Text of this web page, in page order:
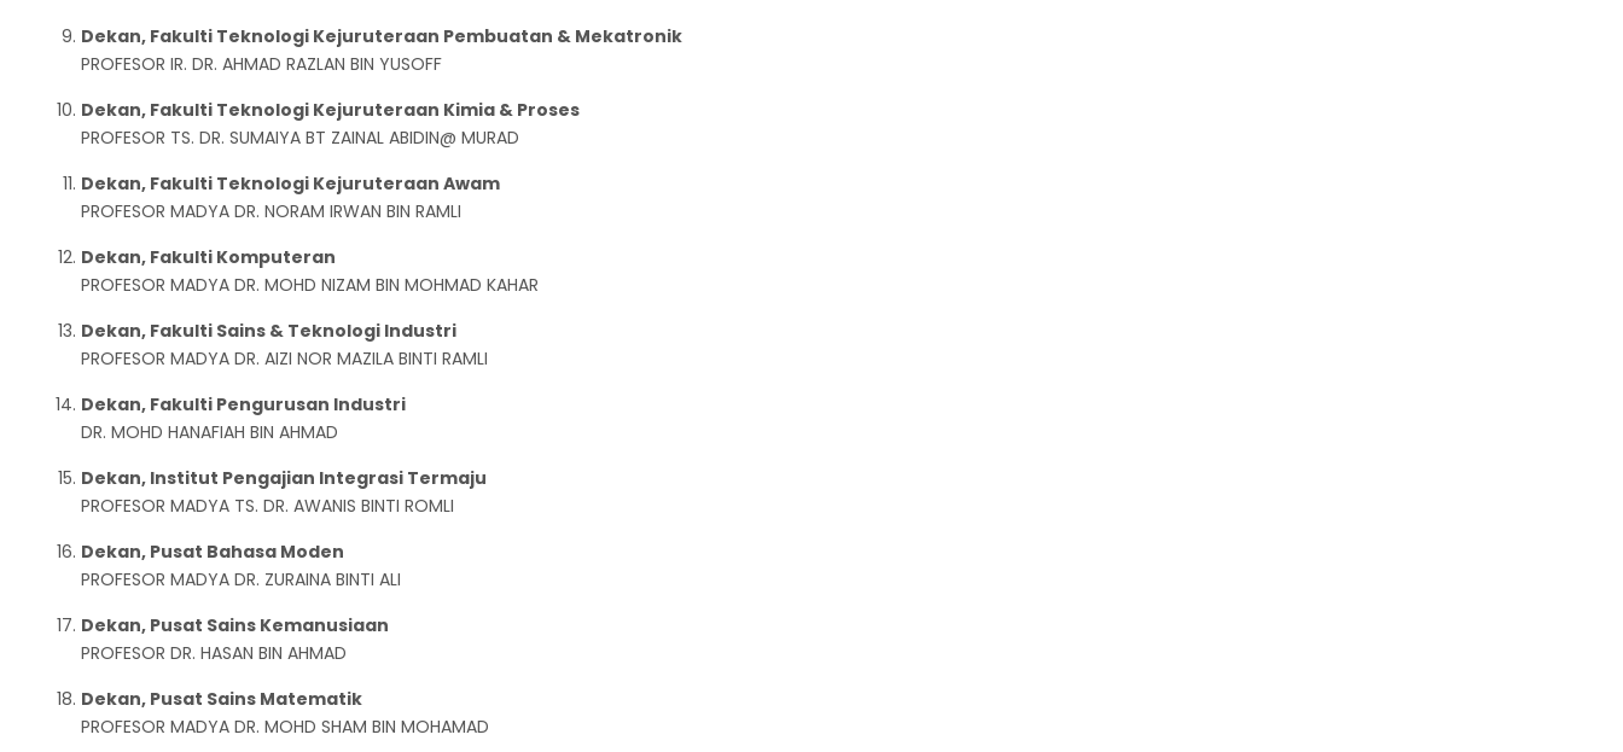
Dekan, Fakulti Teknologi Kejuruteraan Pembuatan & Mekatronik
PROFESOR IR. DR. AHMAD RAZLAN BIN YUSOFF
Dekan, Fakulti Teknologi Kejuruteraan Kimia & Proses
PROFESOR TS. DR. SUMAIYA BT ZAINAL ABIDIN@ MURAD
Dekan, Fakulti Teknologi Kejuruteraan Awam
PROFESOR MADYA DR. NORAM IRWAN BIN RAMLI
Dekan, Fakulti Komputeran
PROFESOR MADYA DR. MOHD NIZAM BIN MOHMAD KAHAR
Dekan, Fakulti Sains & Teknologi Industri
PROFESOR MADYA DR. AIZI NOR MAZILA BINTI RAMLI
Dekan, Fakulti Pengurusan Industri
DR. MOHD HANAFIAH BIN AHMAD
Dekan, Institut Pengajian Integrasi Termaju
PROFESOR MADYA TS. DR. AWANIS BINTI ROMLI
Dekan, Pusat Bahasa Moden
PROFESOR MADYA DR. ZURAINA BINTI ALI
Dekan, Pusat Sains Kemanusiaan
PROFESOR DR. HASAN BIN AHMAD
Dekan, Pusat Sains Matematik
PROFESOR MADYA DR. MOHD SHAM BIN MOHAMAD